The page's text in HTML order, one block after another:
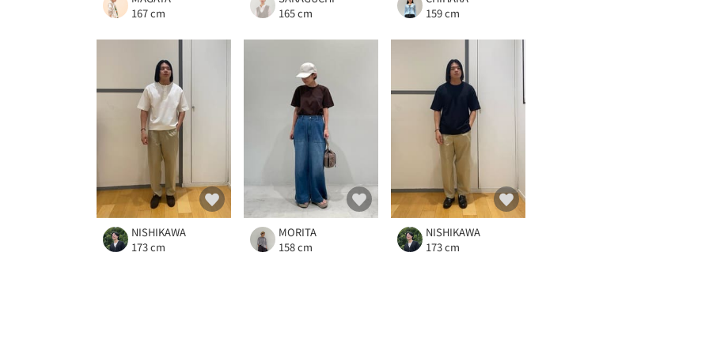
167 cm
165 cm
159 cm
NISHIKAWA
173 cm
MORITA
158 cm
NISHIKAWA
173 cm